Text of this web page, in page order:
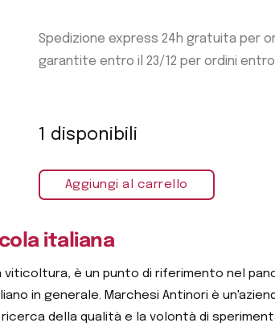
Spedizione express 24h gratuita per
garantite entro il 23/12 per ordini entro
1 disponibili
Aggiungi al carrello
italiana
è un punto di riferimento nel
in generale. Marchesi Antinori è
della qualità e la volontà di